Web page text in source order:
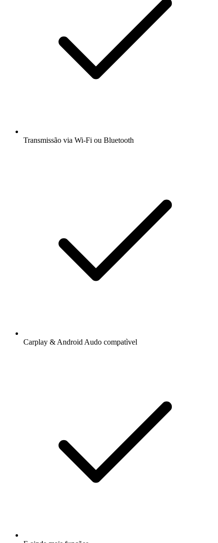
Transmissão via Wi-Fi ou Bluetooth
Carplay & Android Audo compatìvel